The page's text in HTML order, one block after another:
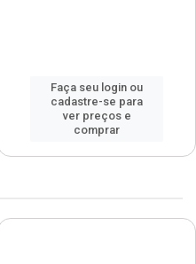
Faça seu login ou
cadastre-se para
ver preços e
comprar